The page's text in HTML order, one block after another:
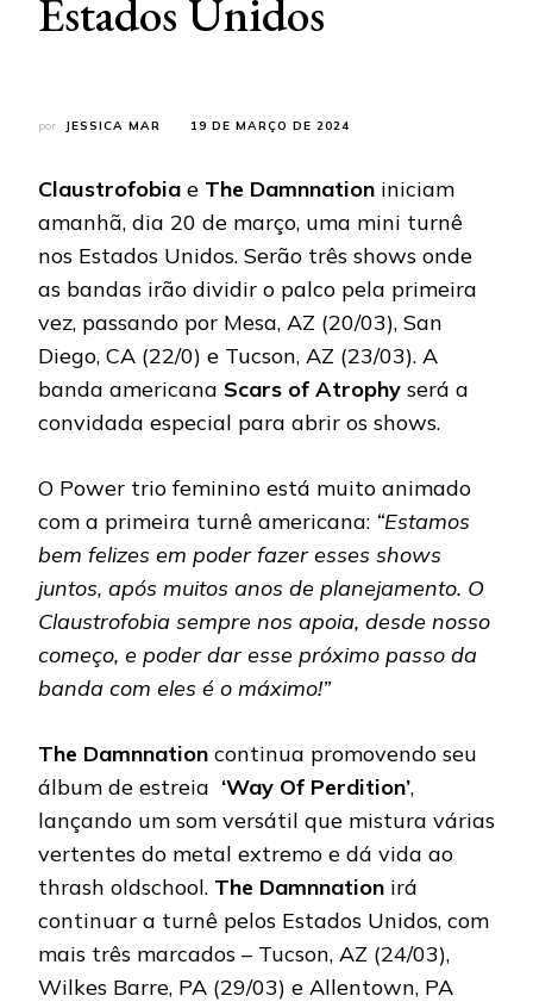
Estados Unidos
por JESSICA MAR 19 DE MARÇO DE 2024
Claustrofobia e The Damnnation iniciam
amanhã, dia 20 de março, uma mini turnê
nos Estados Unidos. Serão três shows onde
as bandas irão dividir o palco pela primeira
vez, passando por Mesa, AZ (20/03), San
Diego, CA (22/0) e Tucson, AZ (23/03). A
banda americana Scars of Atrophy será a
convidada especial para abrir os shows.
O Power trio feminino está muito animado
com a primeira turnê americana: “Estamos
bem felizes em poder fazer esses shows
juntos, após muitos anos de planejamento. O
Claustrofobia sempre nos apoia, desde nosso
começo, e poder dar esse próximo passo da
banda com eles é o máximo!”
The Damnnation continua promovendo seu
álbum de estreia ‘Way Of Perdition’,
lançando um som versátil que mistura várias
vertentes do metal extremo e dá vida ao
thrash oldschool. The Damnnation irá
continuar a turnê pelos Estados Unidos, com
mais três marcados – Tucson, AZ (24/03),
Wilkes Barre, PA (29/03) e Allentown, PA